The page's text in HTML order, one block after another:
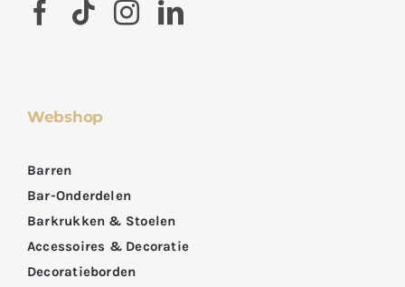
Webshop
Barren
Bar-Onderdelen
Barkrukken & Stoelen
Accessoires & Decoratie
Decoratieborden